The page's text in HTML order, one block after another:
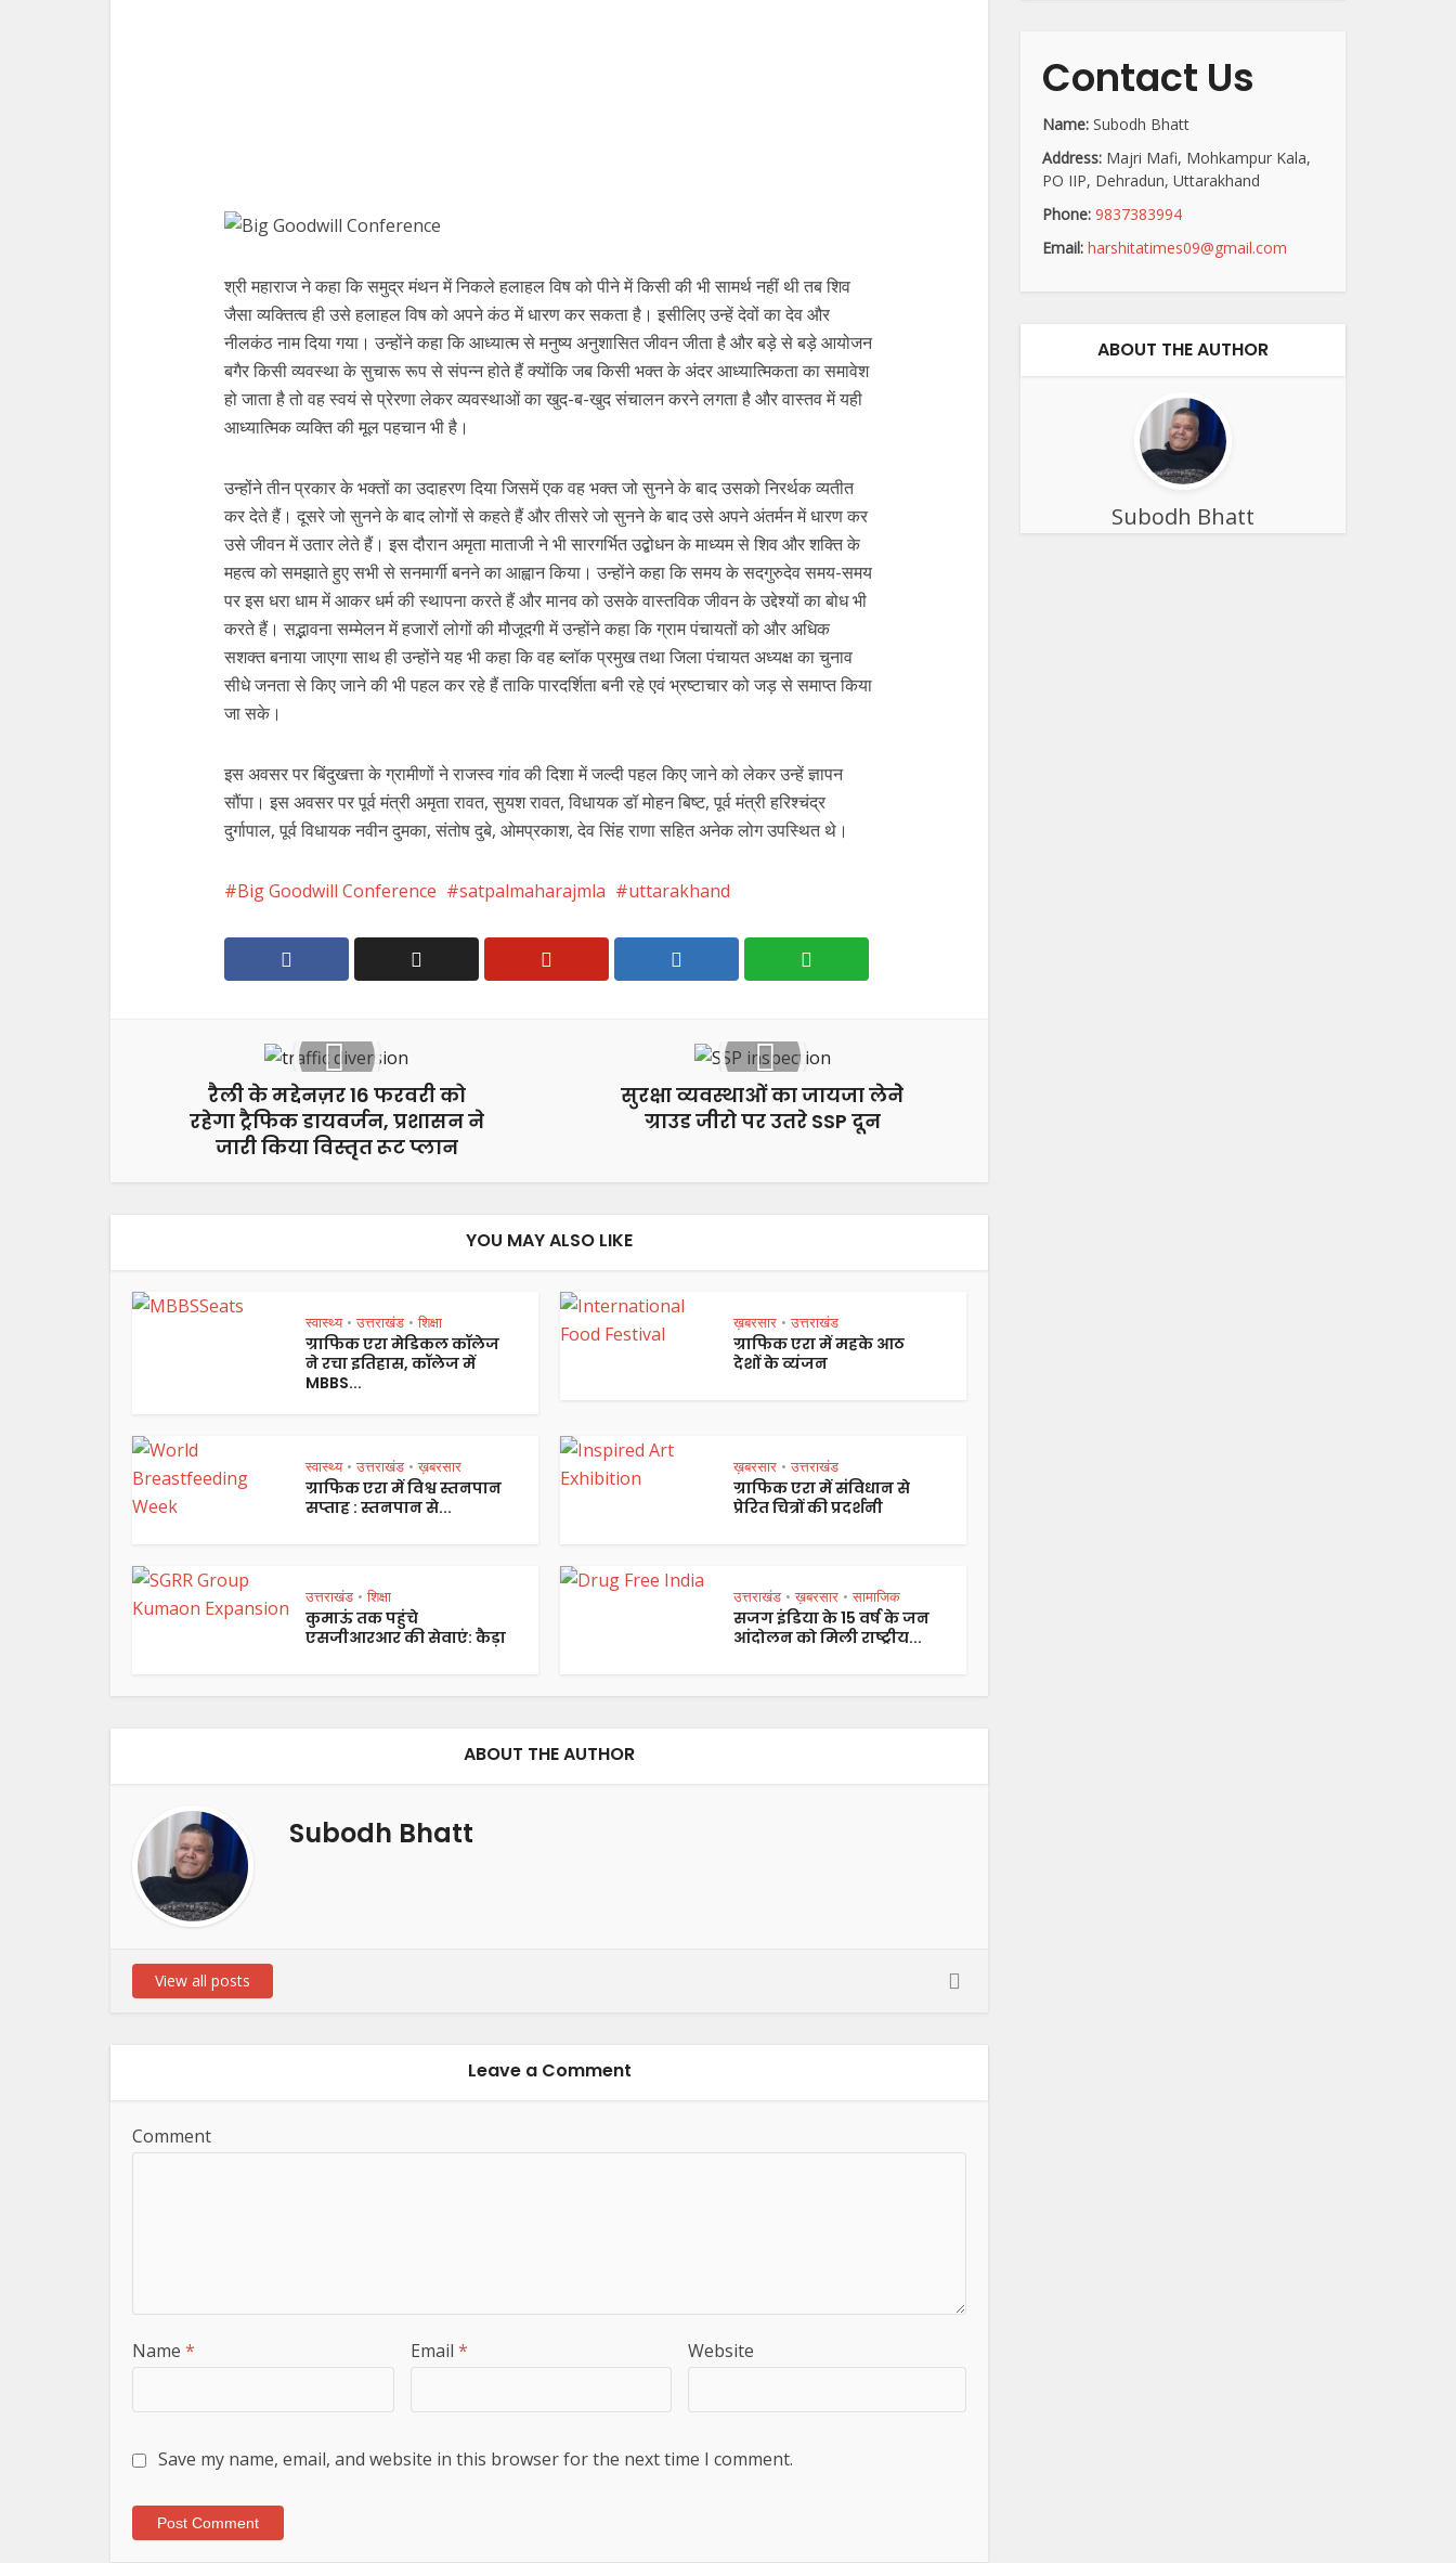
श्री महाराज ने कहा कि समुद्र मंथन में निकले हलाहल विष को पीने में किसी की भी सामर्थ नहीं थी तब शिव
जैसा व्यक्तित्व ही उसे हलाहल विष को अपने कंठ में धारण कर सकता है। इसीलिए उन्हें देवों का देव और
नीलकंठ नाम दिया गया। उन्होंने कहा कि आध्यात्म से मनुष्य अनुशासित जीवन जीता है और बड़े से बड़े आयोजन
बगैर किसी व्यवस्था के सुचारू रूप से संपन्न होते हैं क्योंकि जब किसी भक्त के अंदर आध्यात्मिकता का समावेश
हो जाता है तो वह स्वयं से प्रेरणा लेकर व्यवस्थाओं का खुद-ब-खुद संचालन करने लगता है और वास्तव में यही
आध्यात्मिक व्यक्ति की मूल पहचान भी है।
उन्होंने तीन प्रकार के भक्तों का उदाहरण दिया जिसमें एक वह भक्त जो सुनने के बाद उसको निरर्थक व्यतीत
कर देते हैं। दूसरे जो सुनने के बाद लोगों से कहते हैं और तीसरे जो सुनने के बाद उसे अपने अंतर्मन में धारण कर
उसे जीवन में उतार लेते हैं। इस दौरान अमृता माताजी ने भी सारगर्भित उद्बोधन के माध्यम से शिव और शक्ति के
महत्व को समझाते हुए सभी से सनमार्गी बनने का आह्वान किया। उन्होंने कहा कि समय के सदगुरुदेव समय-समय
पर इस धरा धाम में आकर धर्म की स्थापना करते हैं और मानव को उसके वास्तविक जीवन के उद्देश्यों का बोध भी
करते हैं। सद्भावना सम्मेलन में हजारों लोगों की मौजूदगी में उन्होंने कहा कि ग्राम पंचायतों को और अधिक
सशक्त बनाया जाएगा साथ ही उन्होंने यह भी कहा कि वह ब्लॉक प्रमुख तथा जिला पंचायत अध्यक्ष का चुनाव
सीधे जनता से किए जाने की भी पहल कर रहे हैं ताकि पारदर्शिता बनी रहे एवं भ्रष्टाचार को जड़ से समाप्त किया
जा सके।
इस अवसर पर बिंदुखत्ता के ग्रामीणों ने राजस्व गांव की दिशा में जल्दी पहल किए जाने को लेकर उन्हें ज्ञापन
सौंपा। इस अवसर पर पूर्व मंत्री अमृता रावत, सुयश रावत, विधायक डॉ मोहन बिष्ट, पूर्व मंत्री हरिश्चंद्र
दुर्गापाल, पूर्व विधायक नवीन दुमका, संतोष दुबे, ओमप्रकाश, देव सिंह राणा सहित अनेक लोग उपस्थित थे।
Big Goodwill Conference satpalmaharajmla uttarakhand
रैली के मद्देनज़र 16 फरवरी को
रहेगा ट्रैफिक डायवर्जन, प्रशासन ने
जारी किया विस्तृत रूट प्लान
सुरक्षा व्यवस्थाओं का जायजा लेनेे
ग्राउड जीरो पर उतरे SSP दून
YOU MAY ALSO LIKE
स्वास्थ्य • उत्तराखंड • शिक्षा
ग्राफिक एरा मेडिकल कॉलेज
ने रचा इतिहास, कॉलेज में
MBBS...
ख़बरसार • उत्तराखंड
ग्राफिक एरा में महके आठ
देशों के व्यंजन
स्वास्थ्य • उत्तराखंड • ख़बरसार
ग्राफिक एरा में विश्व स्तनपान
सप्ताह : स्तनपान से...
ख़बरसार • उत्तराखंड
ग्राफिक एरा में संविधान से
प्रेरित चित्रों की प्रदर्शनी
उत्तराखंड • शिक्षा
कुमाऊं तक पहुंचे
एसजीआरआर की सेवाएं: कैड़ा
उत्तराखंड • ख़बरसार • सामाजिक
सजग इंडिया के 15 वर्ष के जन
आंदोलन को मिली राष्ट्रीय...
ABOUT THE AUTHOR
Subodh Bhatt
View all posts
Leave a Comment
Comment
Name * Email * Website
Save my name, email, and website in this browser for the next time I comment.
Contact Us
Name: Subodh Bhatt
Address: Majri Mafi, Mohkampur Kala,
PO IIP, Dehradun, Uttarakhand
Phone: 9837383994
Email: harshitatimes09@gmail.com
ABOUT THE AUTHOR
Subodh Bhatt